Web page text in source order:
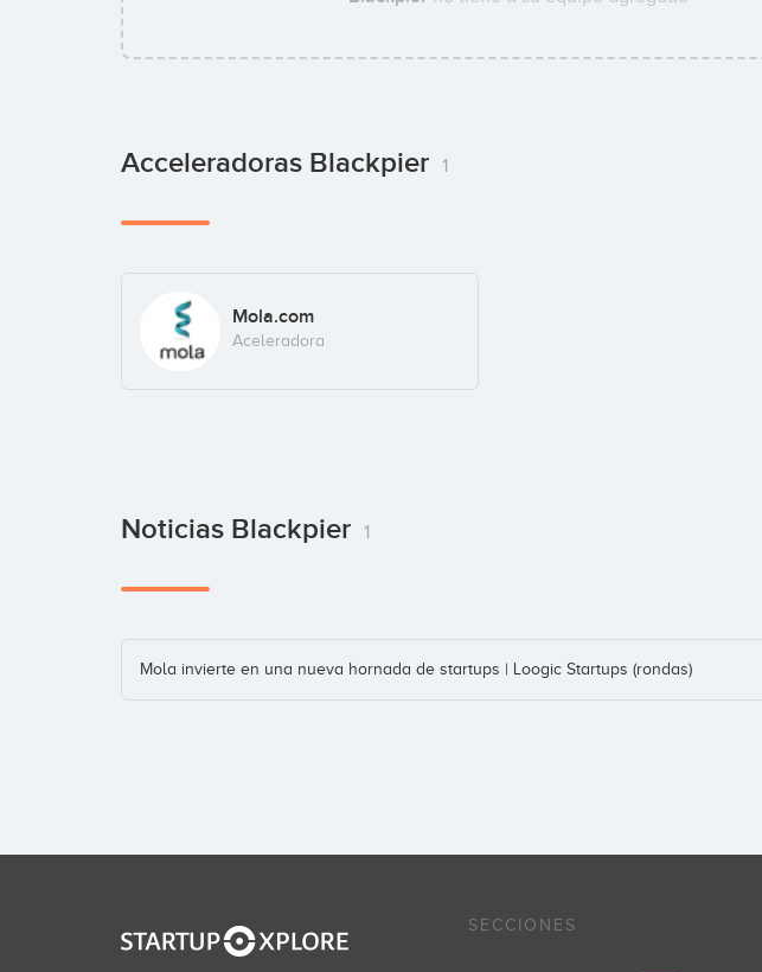
Acceleradoras Blackpier 1
Mola.com
Aceleradora
Noticias Blackpier 1
Mola invierte en una nueva hornada de startups | Loogic Startups (rondas)
SECCIONES